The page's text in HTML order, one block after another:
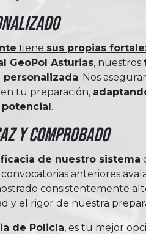
tiene sus propias
GeoPol Asturias, nuestros
personalizada. Nos
tu preparación,
.
y Comprobado
de nuestro sistema
convocatorias anteriores
consistentemente
y el rigor de nuestra
de Policía, es tu mejor